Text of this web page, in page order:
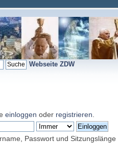
Webseite ZDW
einloggen oder registrieren
Passwort und Sitzungslänge